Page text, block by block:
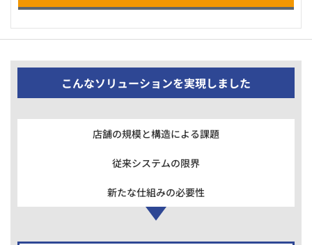
こんなソリューションを実現しました
店舗の規模と構造による課題
従来システムの限界
新たな仕組みの必要性